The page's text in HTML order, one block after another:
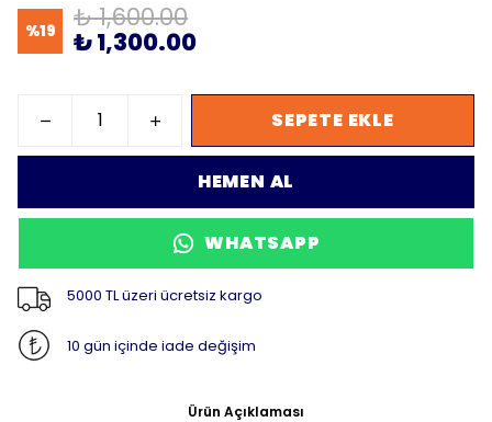
%19 ₺ 1,600.00
₺ 1,300.00
SEPETE EKLE
HEMEN AL
WHATSAPP
5000 TL üzeri ücretsiz kargo
10 gün içinde iade değişim
Ürün Açıklaması